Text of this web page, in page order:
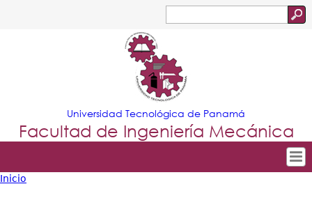
Jump to navigation
de
búsqueda
Universidad Tecnológica de Panamá
Facultad de Ingeniería Mecánica
Tropical
Inicio